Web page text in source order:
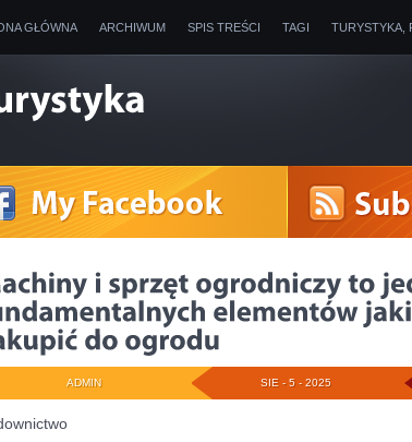
GŁÓWNA ARCHIWUM SPIS TREŚCI TAGI TURYSTYKA,
SIE - 5 - 2025
ADMIN